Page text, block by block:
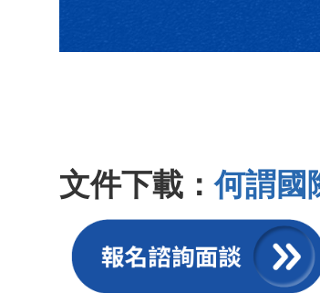
文件下載：何謂國